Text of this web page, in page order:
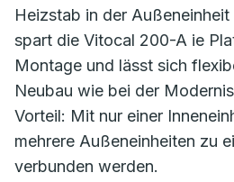
Heizstab in der
spart die Vitocal 200-A ie
Montage und lässt sich
Neubau wie bei der
Vorteil: Mit nur einer
mehrere Außeneinheiten zu
verbunden werden.